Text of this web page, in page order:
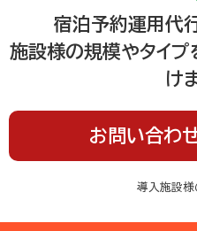
宿泊予約運用代
施設様の規模やタイプ
け
お問い合わ
導入施設様